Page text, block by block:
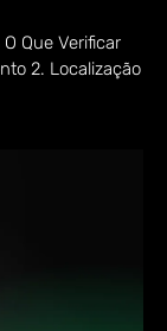
Que Verificar
2. Localização